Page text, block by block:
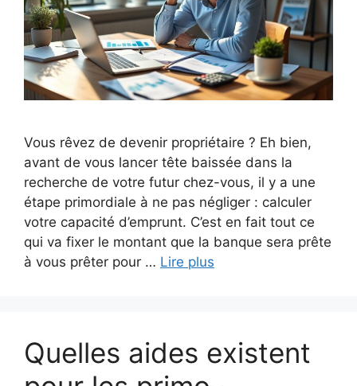
Vous rêvez de devenir propriétaire ? Eh bien,
avant de vous lancer tête baissée dans la
recherche de votre futur chez-vous, il y a une
étape primordiale à ne pas négliger : calculer
votre capacité d’emprunt. C’est en fait tout ce
qui va fixer le montant que la banque sera prête
à vous prêter pour … Lire plus
Quelles aides existent